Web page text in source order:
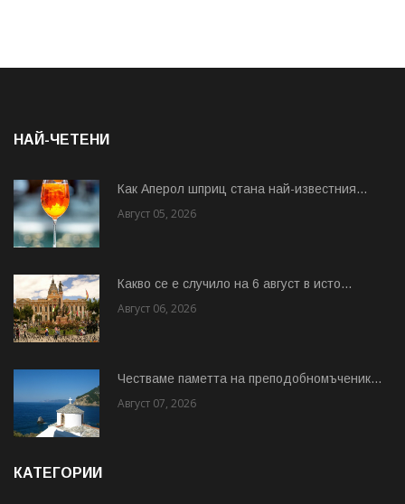
НАЙ-ЧЕТЕНИ
Как Аперол шприц стана най-известния...
Август 05, 2026
Какво се е случило на 6 август в исто...
Август 06, 2026
Честваме паметта на преподобномъченик...
Август 07, 2026
КАТЕГОРИИ